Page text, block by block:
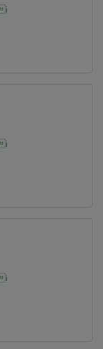
i
i
i